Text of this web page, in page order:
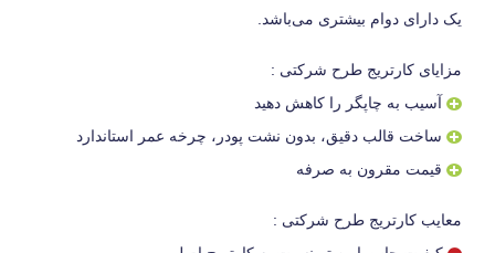
یک دارای دوام بیشتری می‌باشد.
مزایای کارتریج طرح شرکتی :
آسیب به چاپگر را کاهش دهید
ساخت قالب دقیق، بدون نشت پودر، چرخه عمر استاندارد
قیمت مقرون به صرفه
معایب کارتریج طرح شرکتی :